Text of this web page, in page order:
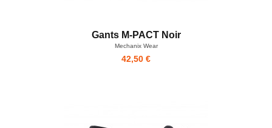
Gants M-PACT Noir
Mechanix Wear
42,50 €